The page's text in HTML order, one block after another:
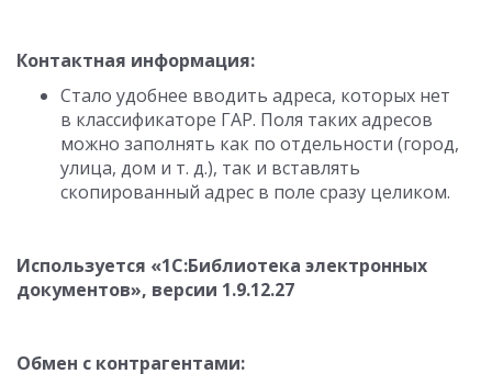
Контактная информация:
Стало удобнее вводить адреса, которых нет
в классификаторе ГАР. Поля таких адресов
можно заполнять как по отдельности (город,
улица, дом и т. д.), так и вставлять
скопированный адрес в поле сразу целиком.
Используется «1С:Библиотека электронных
документов», версии 1.9.12.27
Обмен с контрагентами: